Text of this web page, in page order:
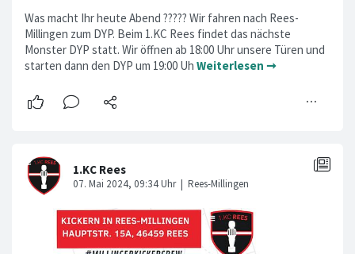
Was macht Ihr heute Abend ????? Wir fahren nach Rees-
Millingen zum DYP. Beim 1.KC Rees findet das nächste
Monster DYP statt. Wir öffnen ab 18:00 Uhr unsere Türen und
starten dann den DYP um 19:00 Uh Weiterlesen ➞